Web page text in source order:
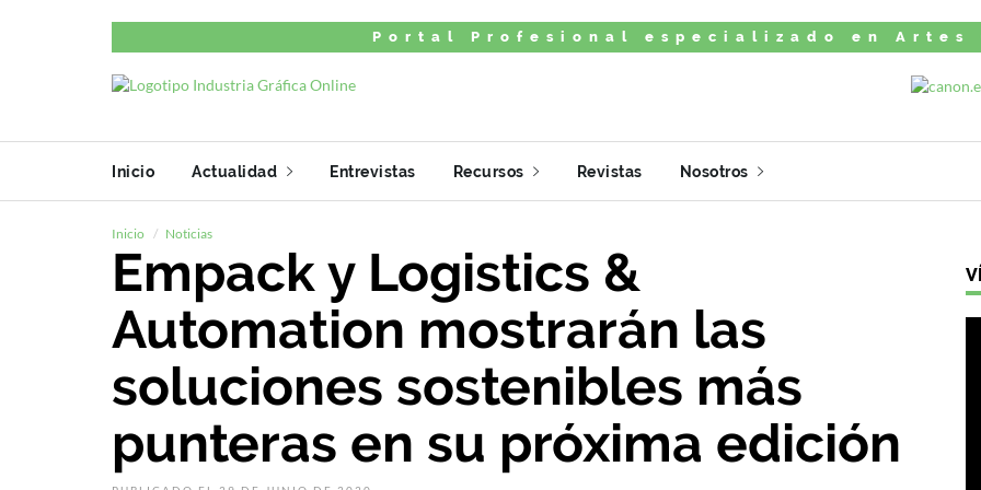
Portal Profesional especializado en Artes
Inicio Actualidad Entrevistas Recursos Revistas Nosotros
Inicio Noticias
Empack y Logistics &
Automation mostrarán las
soluciones sostenibles más
punteras en su próxima edición